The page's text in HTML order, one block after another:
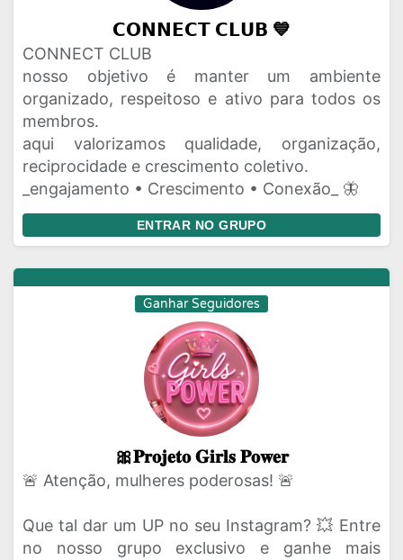
𝗖𝗢𝗡𝗡𝗘𝗖𝗧 𝗖𝗟𝗨𝗕 💙
CONNECT CLUB
nosso objetivo é manter um ambiente
organizado, respeitoso e ativo para todos os
membros.
aqui valorizamos qualidade, organização,
reciprocidade e crescimento coletivo.
_engajamento • Crescimento • Conexão_ 🦋
ENTRAR NO GRUPO
Ganhar Seguidores
🎀𝐏𝐫𝐨𝐣𝐞𝐭𝐨 𝐆𝐢𝐫𝐥𝐬 𝐏𝐨𝐰𝐞𝐫
🚨 Atenção, mulheres poderosas! 🚨
Que tal dar um UP no seu Instagram? 💥 Entre
no nosso grupo exclusivo e ganhe mais